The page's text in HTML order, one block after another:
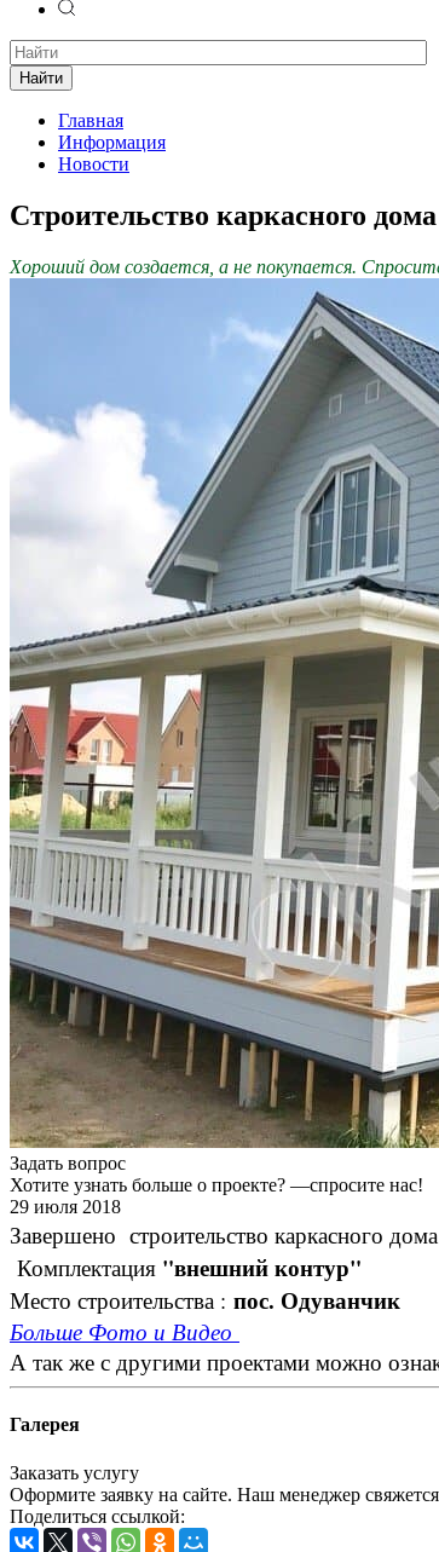
Найти
Главная
Информация
Новости
Строительство каркасного
Хороший дом создается, а не покупается.
Задать вопрос
Хотите узнать больше о проекте? —спросите нас!
29 июля 2018
Завершено строительство каркасного дома
Комплектация "внешний контур"
Место строительства : пос. Одуванчик
Больше Фото и Видео
А так же с другими проектами можно
Галерея
Заказать услугу
Оформите заявку на сайте. Наш менеджер
Поделиться ссылкой: